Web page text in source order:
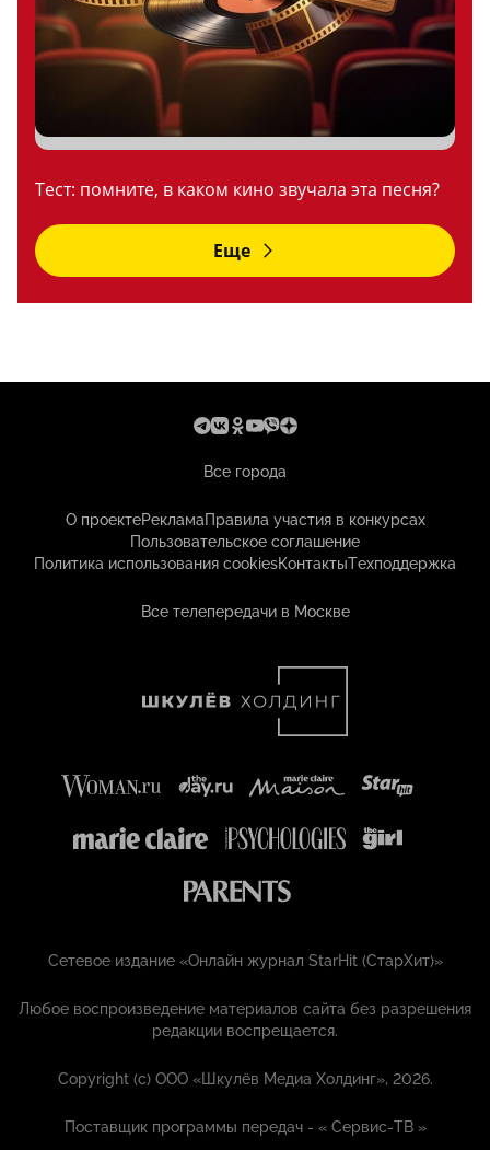
Тест: помните, в каком кино звучала эта песня?
Еще
Все города
О проектеРекламаПравила участия в конкурсах
Пользовательское соглашение
Политика использования cookiesКонтактыТехподдержка
Все телепередачи в Москве
Сетевое издание «Онлайн журнал StarHit (СтарХит)»
Любое воспроизведение материалов сайта без разрешения
редакции воспрещается.
Copyright (с) ООО «Шкулёв Медиа Холдинг», 2026.
Поставщик программы передач - «Сервис-ТВ »